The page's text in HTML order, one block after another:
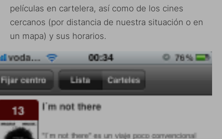
películas en cartelera, así como de los cines
cercanos (por distancia de nuestra situación o en
un mapa) y sus horarios.